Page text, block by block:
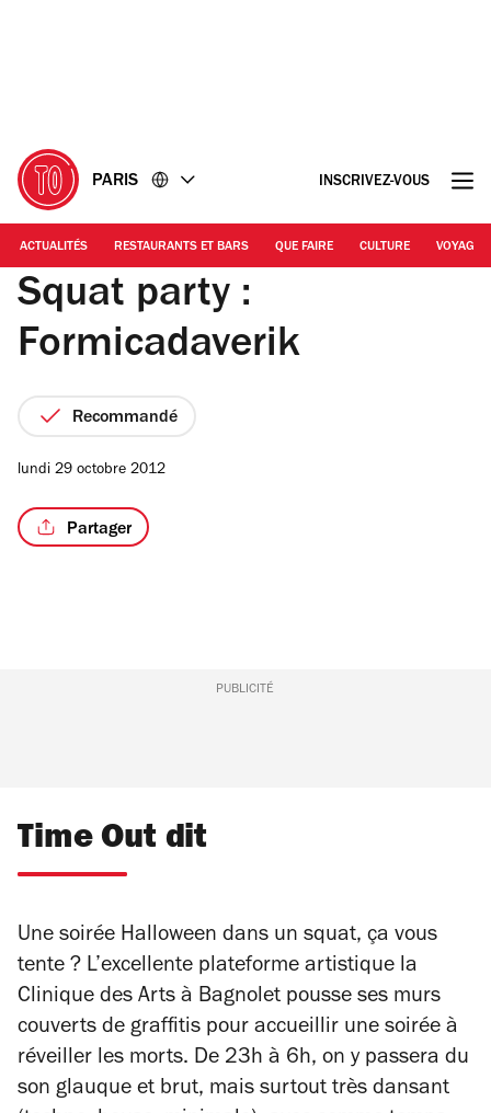
PARIS INSCRIVEZ-VOUS
ACTUALITÉS RESTAURANTS ET BARS QUE FAIRE CULTURE VOYAGE
Squat party :
Formicadaverik
Recommandé
lundi 29 octobre 2012
Partager
PUBLICITÉ
Time Out dit
Une soirée Halloween dans un squat, ça vous
tente ? L’excellente plateforme artistique la
Clinique des Arts à Bagnolet pousse ses murs
couverts de graffitis pour accueillir une soirée à
réveiller les morts. De 23h à 6h, on y passera du
son glauque et brut, mais surtout très dansant